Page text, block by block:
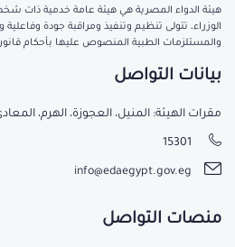
هيئة الدواء المصرية هي هيئة عامة خدمية ذات
الوزراء، تتولى تنظيم وتنفيذ ومراقبة جودة
والمستلزمات الطبية المنصوص عليها بأحكام
بيانات التواصل
مقرات الهيئة: المنيل، العجوزة، الهرم،
15301
info@edaegypt.gov.eg
منصات التواصل